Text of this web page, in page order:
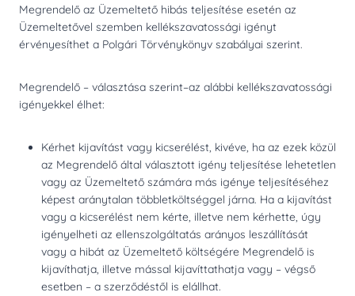
Megrendelő az Üzemeltető hibás teljesítése esetén az
Üzemeltetővel szemben kellékszavatossági igényt
érvényesíthet a Polgári Törvénykönyv szabályai szerint.
Megrendelő – választása szerint–az alábbi kellékszavatossági
igényekkel élhet:
Kérhet kijavítást vagy kicserélést, kivéve, ha az ezek közül
az Megrendelő által választott igény teljesítése lehetetlen
vagy az Üzemeltető számára más igénye teljesítéséhez
képest aránytalan többletköltséggel járna. Ha a kijavítást
vagy a kicserélést nem kérte, illetve nem kérhette, úgy
igényelheti az ellenszolgáltatás arányos leszállítását
vagy a hibát az Üzemeltető költségére Megrendelő is
kijavíthatja, illetve mással kijavíttathatja vagy – végső
esetben – a szerződéstől is elállhat.